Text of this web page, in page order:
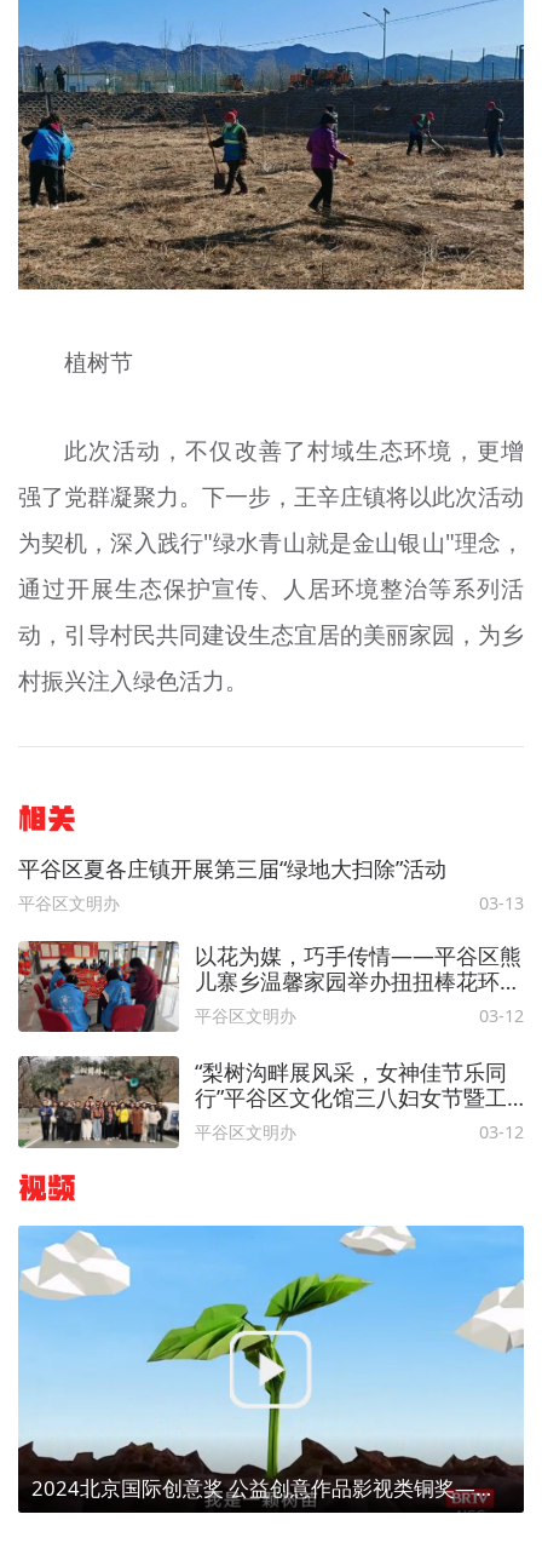
植树节
此次活动，不仅改善了村域生态环境，更增
强了党群凝聚力。下一步，王辛庄镇将以此次活动
为契机，深入践行"绿水青山就是金山银山"理念，
通过开展生态保护宣传、人居环境整治等系列活
动，引导村民共同建设生态宜居的美丽家园，为乡
村振兴注入绿色活力。
相关
平谷区夏各庄镇开展第三届“绿地大扫除”活动
平谷区文明办 03-13
以花为媒，巧手传情——平谷区熊
儿寨乡温馨家园举办扭扭棒花环制
作活动
平谷区文明办 03-12
“梨树沟畔展风采，女神佳节乐同
行”平谷区文化馆三八妇女节暨工
会活动
平谷区文明办 03-12
视频
2024北京国际创意奖 公益创意作品影视类铜奖——【植树造林、点亮京津冀】植树为了什么？